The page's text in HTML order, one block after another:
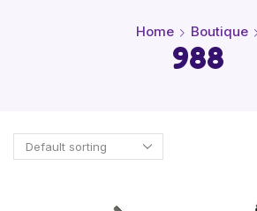
Home Boutique
988